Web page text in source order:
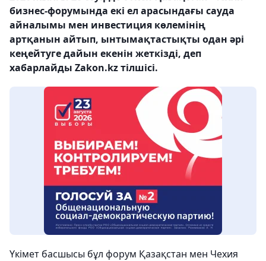
бизнес-форумында екі ел арасындағы сауда
айналымы мен инвестиция көлемінің
артқанын айтып, ынтымақтастықты одан әрі
кеңейтуге дайын екенін жеткізді, деп
хабарлайды Zakon.kz тілшісі.
Үкімет басшысы бұл форум Қазақстан мен Чехия